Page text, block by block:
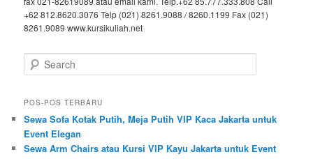
+62 812.8620.3076 Telp (021) 8261.9088 / 8260.1199 Fax (021)
8261.9089 www.kursikuliah.net
Search
POS-POS TERBARU
Sewa Sofa Kotak Putih, Meja Putih VIP Kaca Jakarta untuk
Event Elegan
Sewa Arm Chairs atau Kursi VIP Kayu Jakarta untuk Event